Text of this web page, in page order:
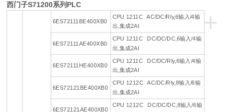
西门子S71200系列PLC
+
6ES72111BE400XB0
CPU 1211C AC/DC/Rly,6输入/4输
出,集成2AI
6ES72111AE400XB0
CPU 1211C DC/DC/DC,6输入/4输
出,集成2AI
6ES72111HE400XB0
CPU 1211C DC/DC/Rly,6输入/4输
出,集成2AI
6ES72121BE400XB0
CPU 1212C AC/DC/Rly,8输入/6输
出,集成2AI
6ES72121AE400XB0
CPU 1212C DC/DC/DC,8输入/6输